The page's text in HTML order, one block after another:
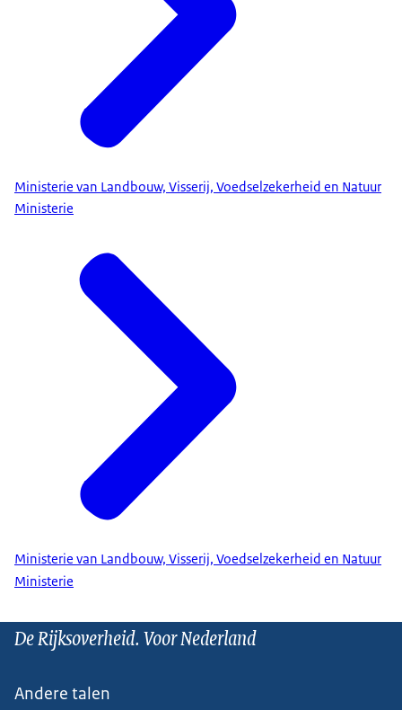
Ministerie van Landbouw, Visserij, Voedselzekerheid en Natuur
Ministerie
Ministerie van Landbouw, Visserij, Voedselzekerheid en Natuur
Ministerie
De Rijksoverheid. Voor Nederland
Andere talen